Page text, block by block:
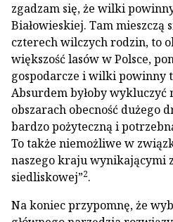
zgadzam się, że wilki
Białowieskiej. Tam
czterech wilczych rodzin, to
większość lasów w Polsce,
gospodarcze i wilki powinny
Absurdem byłoby wykluczyć
obszarach obecność dużego
bardzo pożyteczną i
To także niemożliwe w
naszego kraju wynikającymi
siedliskowej”2.
Na koniec przypomnę, że